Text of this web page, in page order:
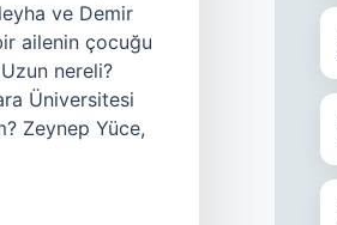
ve Demir
ailenin çocuğu
nereli?
Üniversitesi
Zeynep Yüce,